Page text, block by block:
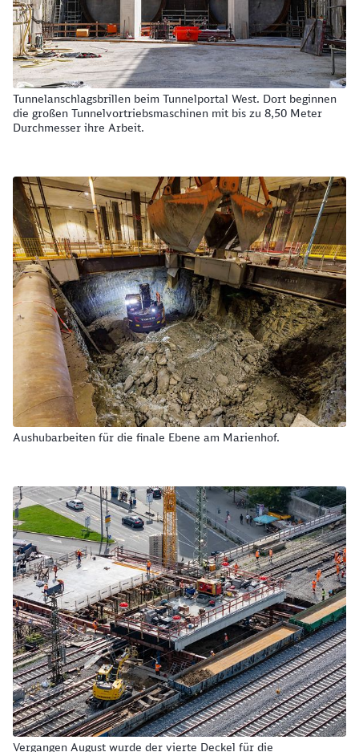
Tunnelanschlagsbrillen beim Tunnelportal West. Dort beginnen
die großen Tunnelvortriebsmaschinen mit bis zu 8,50 Meter
Durchmesser ihre Arbeit.
Aushubarbeiten für die finale Ebene am Marienhof.
Vergangen August wurde der vierte Deckel für die